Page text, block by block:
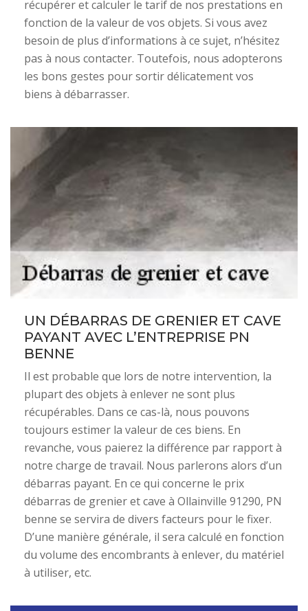
récupérer et calculer le tarif de nos prestations en
fonction de la valeur de vos objets. Si vous avez
besoin de plus d’informations à ce sujet, n’hésitez
pas à nous contacter. Toutefois, nous adopterons
les bons gestes pour sortir délicatement vos
biens à débarrasser.
UN DÉBARRAS DE GRENIER ET CAVE
PAYANT AVEC L’ENTREPRISE PN
BENNE
Il est probable que lors de notre intervention, la
plupart des objets à enlever ne sont plus
récupérables. Dans ce cas-là, nous pouvons
toujours estimer la valeur de ces biens. En
revanche, vous paierez la différence par rapport à
notre charge de travail. Nous parlerons alors d’un
débarras payant. En ce qui concerne le prix
débarras de grenier et cave à Ollainville 91290, PN
benne se servira de divers facteurs pour le fixer.
D’une manière générale, il sera calculé en fonction
du volume des encombrants à enlever, du matériel
à utiliser, etc.